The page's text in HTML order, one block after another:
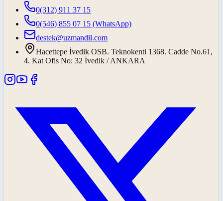
0(312) 911 37 15
0(546) 855 07 15 (WhatsApp)
destek@uzmandil.com
Hacettepe İvedik OSB. Teknokenti 1368. Cadde No.61,
4. Kat Ofis No: 32 İvedik / ANKARA